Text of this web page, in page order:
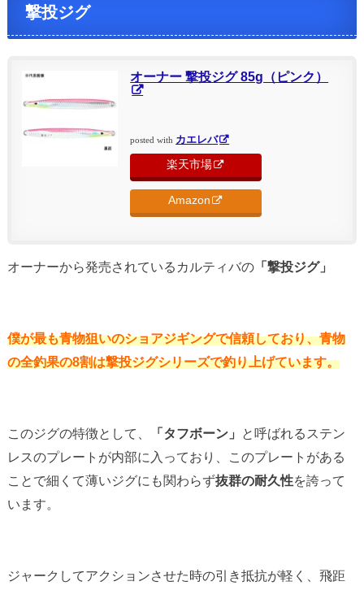
撃投ジグ
オーナー 撃投ジグ 85g（ピンク）
posted with カエレバ
楽天市場
Amazon
オーナーから発売されているカルティバの「撃投ジグ」
僕が最も青物狙いのショアジギングで信頼しており、青物
の全釣果の8割は撃投ジグシリーズで釣り上げています。
このジグの特徴として、 「タフボーン」
と呼ばれるステン
レスのプレートが内部に入っており、このプレートがある
ことで細くて薄いジグにも関わらず抜群の耐久性を誇って
います。
ジャークしてアクションさせた時の引き抵抗が軽く、飛距